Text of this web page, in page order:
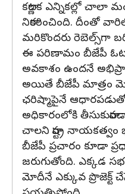
కర్ణాటక ఎన్నికల్లో చాలా
నిరాకరించింది. దీంతో
మరికొందరు రెబెల్స్‌గా
ఈ పరిణామం బీజేపీ ఓటు
అవకాశం ఉందనే
అయితే బీజేపీ మాత్రం
ఛరిష్మా‌పైనే
అధికారంలోకి
చాలని రాష్ట్ర నాయకత్వం
బీజేపీ ప్రచారం కూడా
జరుగుతోంది. ఎక్కడ
మోదీనే ఎక్కువ ప్రొజెక్ట్